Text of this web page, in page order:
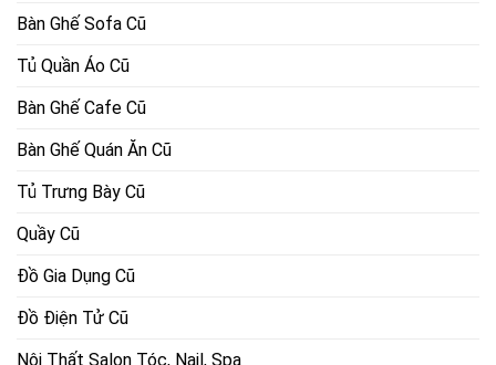
Bàn Ghế Sofa Cũ
Tủ Quần Áo Cũ
Bàn Ghế Cafe Cũ
Bàn Ghế Quán Ăn Cũ
Tủ Trưng Bày Cũ
Quầy Cũ
Đồ Gia Dụng Cũ
Đồ Điện Tử Cũ
Nội Thất Salon Tóc, Nail, Spa